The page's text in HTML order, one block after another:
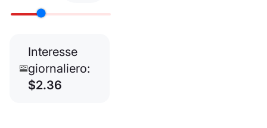
Interesse
giornaliero:
$2.36